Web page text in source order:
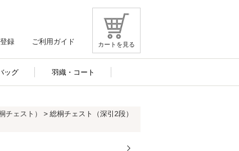
カートを見る
録 ご利用ガイド
ッグ 羽織・コート
チェスト）
> 総桐チェスト（深引2段）